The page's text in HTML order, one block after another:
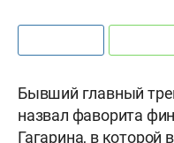
Бывший главный
назвал фаворита
Гагарина, в которой